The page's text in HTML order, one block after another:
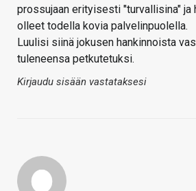
prossujaan erityisesti "turvallisina" ja
olleet todella kovia palvelinpuolella.
Luulisi siinä jokusen hankinnoista
tuleneensa petkutetuksi.
Kirjaudu sisään vastataksesi